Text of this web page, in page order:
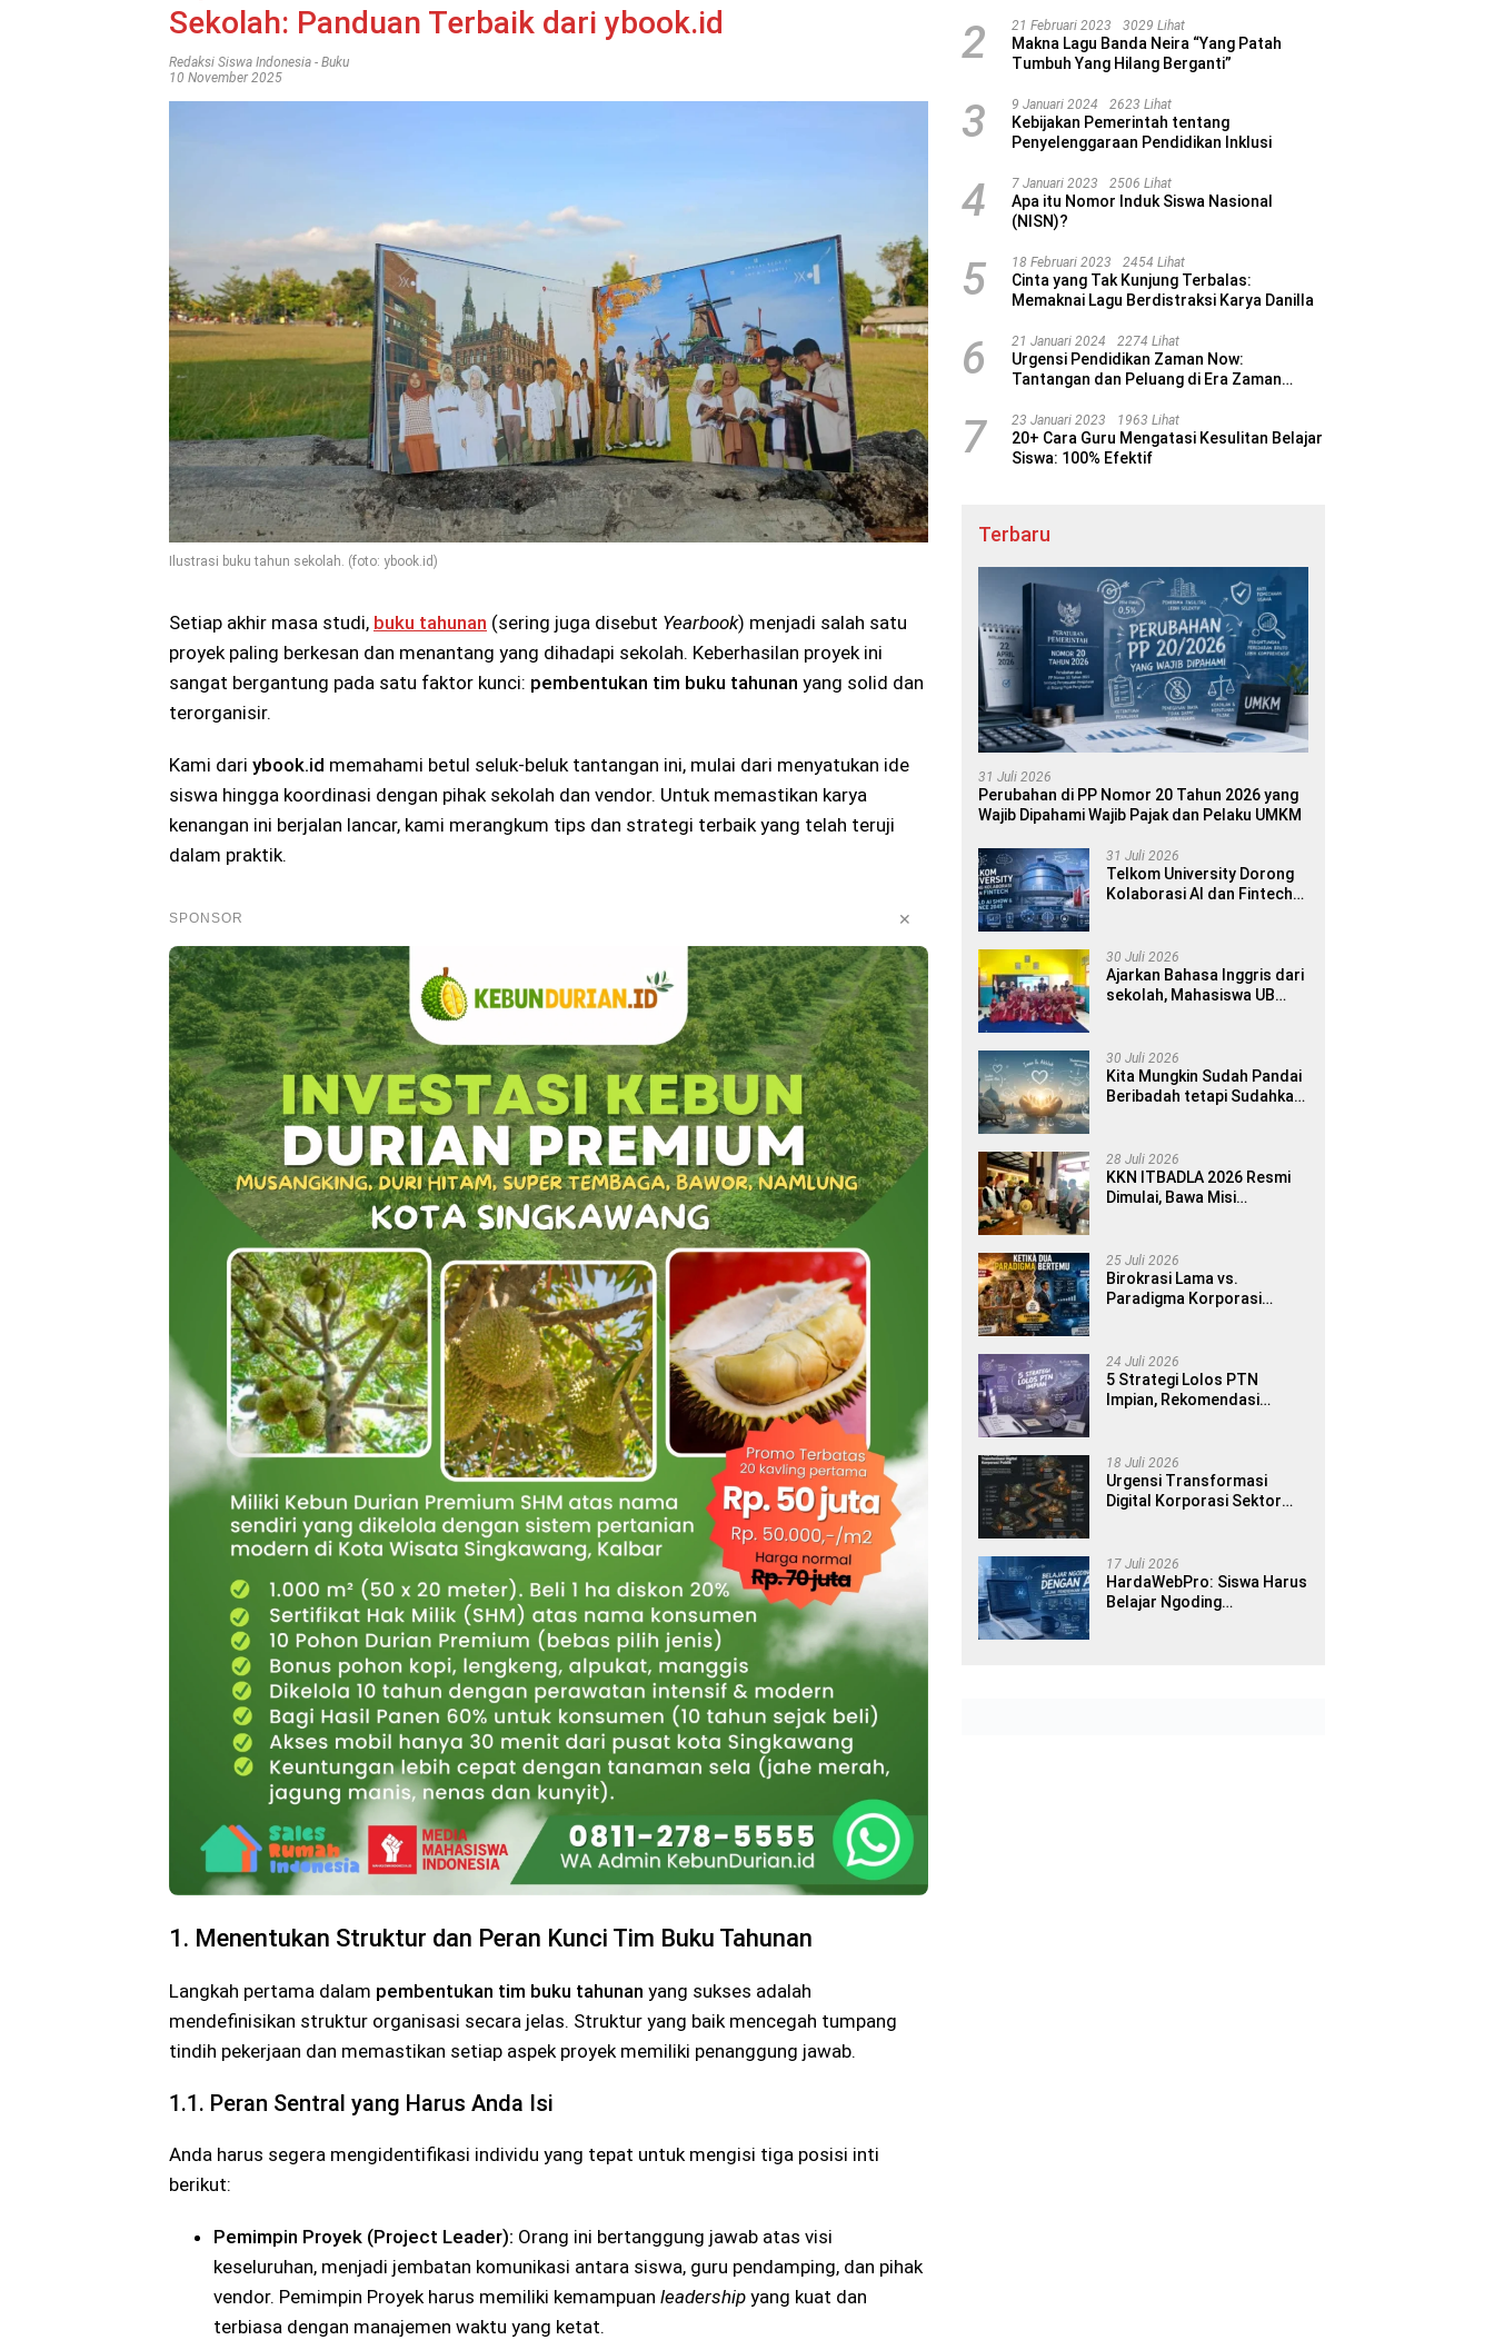
Sekolah: Panduan Terbaik dari ybook.id
Redaksi Siswa Indonesia - Buku
10 November 2025
Ilustrasi buku tahun sekolah. (foto: ybook.id)
Setiap akhir masa studi, buku tahunan (sering juga disebut Yearbook) menjadi salah satu
proyek paling berkesan dan menantang yang dihadapi sekolah. Keberhasilan proyek ini
sangat bergantung pada satu faktor kunci: pembentukan tim buku tahunan yang solid dan
terorganisir.
Kami dari ybook.id memahami betul seluk-beluk tantangan ini, mulai dari menyatukan ide
siswa hingga koordinasi dengan pihak sekolah dan vendor. Untuk memastikan karya
kenangan ini berjalan lancar, kami merangkum tips dan strategi terbaik yang telah teruji
dalam praktik.
SPONSOR ✕
1. Menentukan Struktur dan Peran Kunci Tim Buku Tahunan
Langkah pertama dalam pembentukan tim buku tahunan yang sukses adalah
mendefinisikan struktur organisasi secara jelas. Struktur yang baik mencegah tumpang
tindih pekerjaan dan memastikan setiap aspek proyek memiliki penanggung jawab.
1.1. Peran Sentral yang Harus Anda Isi
Anda harus segera mengidentifikasi individu yang tepat untuk mengisi tiga posisi inti
berikut:
Pemimpin Proyek (Project Leader): Orang ini bertanggung jawab atas visi
keseluruhan, menjadi jembatan komunikasi antara siswa, guru pendamping, dan pihak
vendor. Pemimpin Proyek harus memiliki kemampuan leadership yang kuat dan
terbiasa dengan manajemen waktu yang ketat.
2 21 Februari 2023 3029 Lihat
Makna Lagu Banda Neira “Yang Patah
Tumbuh Yang Hilang Berganti”
3 9 Januari 2024 2623 Lihat
Kebijakan Pemerintah tentang
Penyelenggaraan Pendidikan Inklusi
4 7 Januari 2023 2506 Lihat
Apa itu Nomor Induk Siswa Nasional
(NISN)?
5 18 Februari 2023 2454 Lihat
Cinta yang Tak Kunjung Terbalas:
Memaknai Lagu Berdistraksi Karya Danilla
6 21 Januari 2024 2274 Lihat
Urgensi Pendidikan Zaman Now:
Tantangan dan Peluang di Era Zaman
7 23 Januari 2023 1963 Lihat
20+ Cara Guru Mengatasi Kesulitan Belajar
Siswa: 100% Efektif
Terbaru
31 Juli 2026
Perubahan di PP Nomor 20 Tahun 2026 yang
Wajib Dipahami Wajib Pajak dan Pelaku UMKM
31 Juli 2026
Telkom University Dorong
Kolaborasi AI dan Fintech
30 Juli 2026
Ajarkan Bahasa Inggris dari
sekolah, Mahasiswa UB
Introduce Yourself di SDN
1 Sumberngepoh
30 Juli 2026
Kita Mungkin Sudah Pandai
Beribadah tetapi Sudahkah
28 Juli 2026
KKN ITBADLA 2026 Resmi
Dimulai, Bawa Misi
Empowerment
25 Juli 2026
Birokrasi Lama vs.
Paradigma Korporasi
24 Juli 2026
5 Strategi Lolos PTN
Impian, Rekomendasi
18 Juli 2026
Urgensi Transformasi
Digital Korporasi Sektor
17 Juli 2026
HardaWebPro: Siswa Harus
Belajar Ngoding